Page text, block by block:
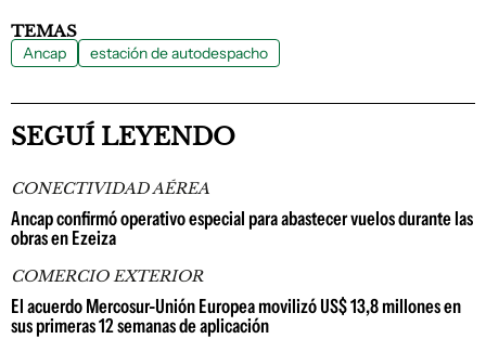
TEMAS
Ancap estación de autodespacho
SEGUÍ LEYENDO
CONECTIVIDAD AÉREA
Ancap confirmó operativo especial para abastecer vuelos durante las
obras en Ezeiza
COMERCIO EXTERIOR
El acuerdo Mercosur-Unión Europea movilizó US$ 13,8 millones en
sus primeras 12 semanas de aplicación